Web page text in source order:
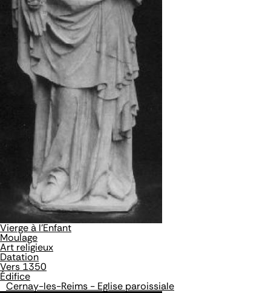
Vierge à l'Enfant
Moulage
Art religieux
Datation
Vers 1350
Édifice
Cernay-les-Reims - Eglise paroissiale